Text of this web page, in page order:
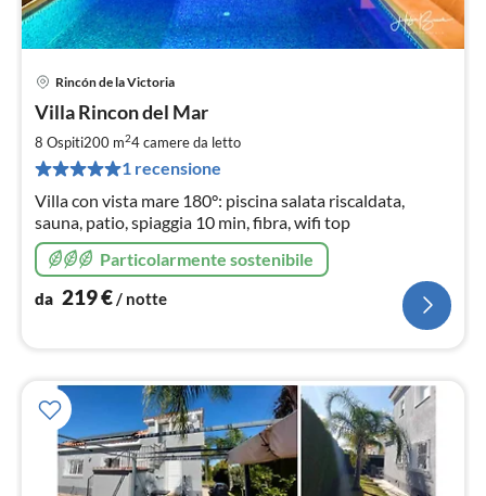
Rincón de la Victoria
Villa Rincon del Mar
8 Ospiti200 m24camere da letto
1 recensione
Villa con vista mare 180°: piscina salata riscaldata,
sauna, patio, spiaggia 10 min, fibra, wifi top
Particolarmente sostenibile
da 219€/ notte